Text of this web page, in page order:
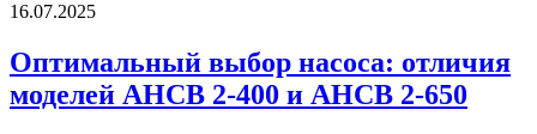
16.07.2025
Оптимальный выбор насоса: отличия
моделей АНСВ 2-400 и АНСВ 2-650